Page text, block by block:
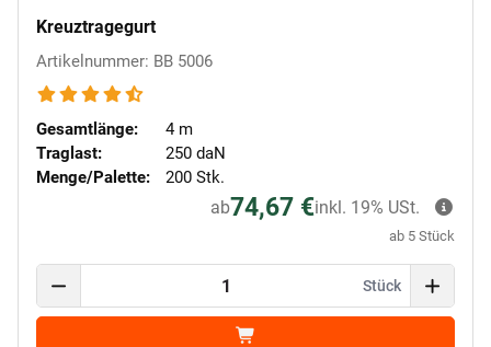
Kreuztragegurt
Artikelnummer: BB 5006
Gesamtlänge:
4 m
Traglast:
250 daN
Menge/Palette:
200 Stk.
ab74,67 €
ab 5 Stück
inkl. 19% USt.
Stück